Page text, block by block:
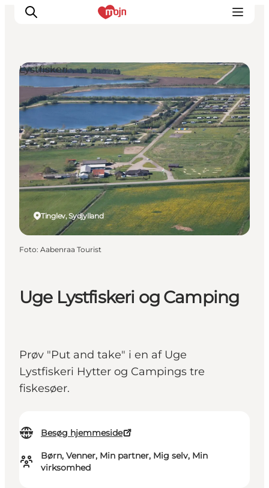
Oplevelser
Det sker
Overnatning
Planlæg din ferie
Booking
Uge Lystfiskeri og Camping
Prøv "Put and take" i en af Uge
Lystfiskeri Hytter og Campings tre
fiskesøer.
Besøg hjemmeside
Børn, Venner, Min partner, Mig selv, Min
virksomhed
Tinglev, Sydjylland
Lystfiskeri
Foto: Aabenraa Tourist